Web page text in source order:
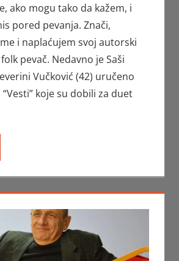
ako mogu tako da kažem, i
pored pevanja. Znači,
i naplaćujem svoj autorski
pevač. Nedavno je Saši
Vučković (42) uručeno
koje su dobili za duet